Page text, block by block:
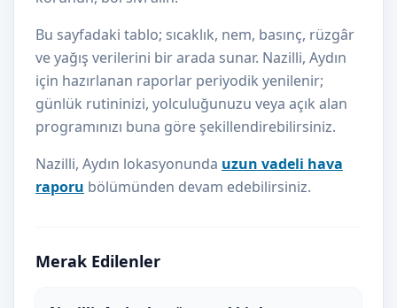
Bu sayfadaki tablo; sıcaklık, nem, basınç, rüzgâr
ve yağış verilerini bir arada sunar. Nazilli, Aydın
için hazırlanan raporlar periyodik yenilenir;
günlük rutininizi, yolculuğunuzu veya açık alan
programınızı buna göre şekillendirebilirsiniz.
Nazilli, Aydın lokasyonunda uzun vadeli hava
raporu bölümünden devam edebilirsiniz.
Merak Edilenler